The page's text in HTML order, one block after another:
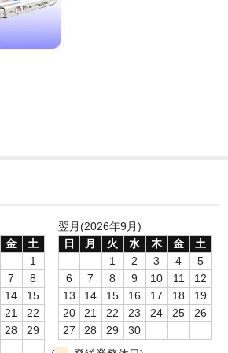
金
土
1
7
8
14
15
21
22
28
29
翌月(2026年9月)
日
月 火 水 木 金
土
1
2 3 4
5
6
7 8 9 10 11
12
13
14 15 16 17 18
19
20
21 22 23 24 25
26
27
28 29
30